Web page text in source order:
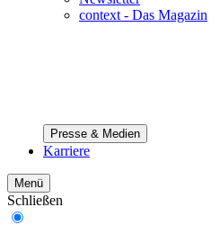
context - Das Magazin
Presse & Medien
Karriere
Menü
Schließen